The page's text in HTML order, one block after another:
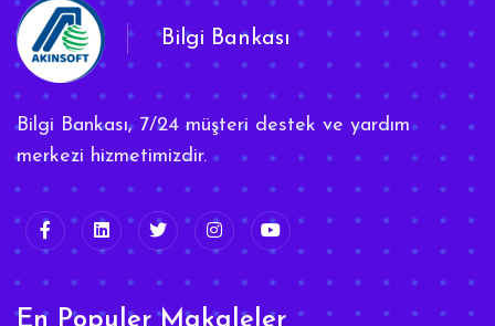
Bilgi Bankası
Bilgi Bankası, 7/24 müşteri destek ve yardım
merkezi hizmetimizdir.
En Populer Makaleler